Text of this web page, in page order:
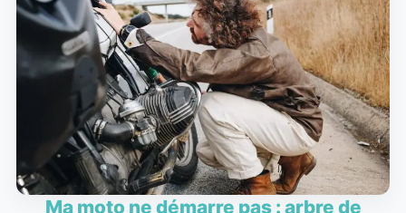
Ma moto ne démarre pas : arbre de